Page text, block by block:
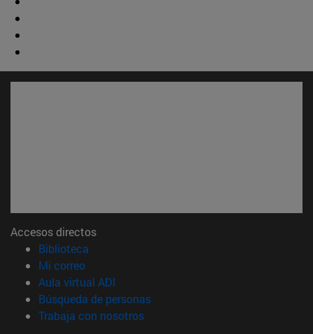
Accesos directos
Biblioteca
Mi correo(abre en nueva ventana)
Aula virtual ADI
Búsqueda de personas(abre en nueva ventana)
Trabaja con nosotros(abre en nueva ventana)